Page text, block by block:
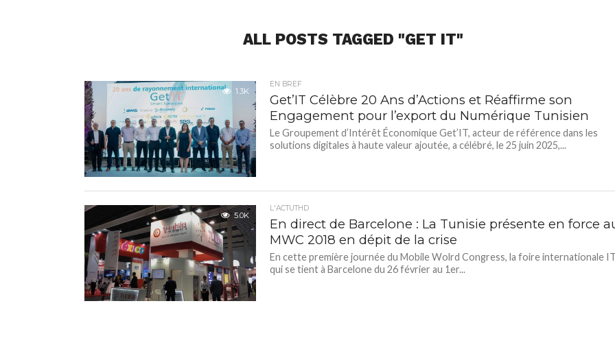
ALL POSTS TAGGED "GET IT"
1.3K
EN BREF
Get’IT Célèbre 20 Ans d’Actions et Réaffirme son
Engagement pour l’export du Numérique Tunisien
Le Groupement d’Intérêt Économique Get’IT, acteur de référence dans les
solutions digitales à haute valeur ajoutée, a célébré, le 25 juin 2025,...
5.0K
L'ACTUTHD
En direct de Barcelone : La Tunisie présente en force
MWC 2018 en dépit de la crise
En cette première journée du Mobile Wolrd Congress, la foire internationale
qui se tient à Barcelone du 26 février au 1er...